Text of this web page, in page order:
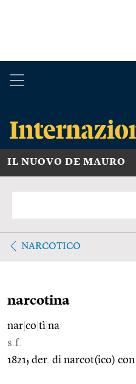
IL NUOVO DE MAURO
NARCOTICO
narcotina
nar co tì na
s.f.
1821; der. di narcot(ico) con